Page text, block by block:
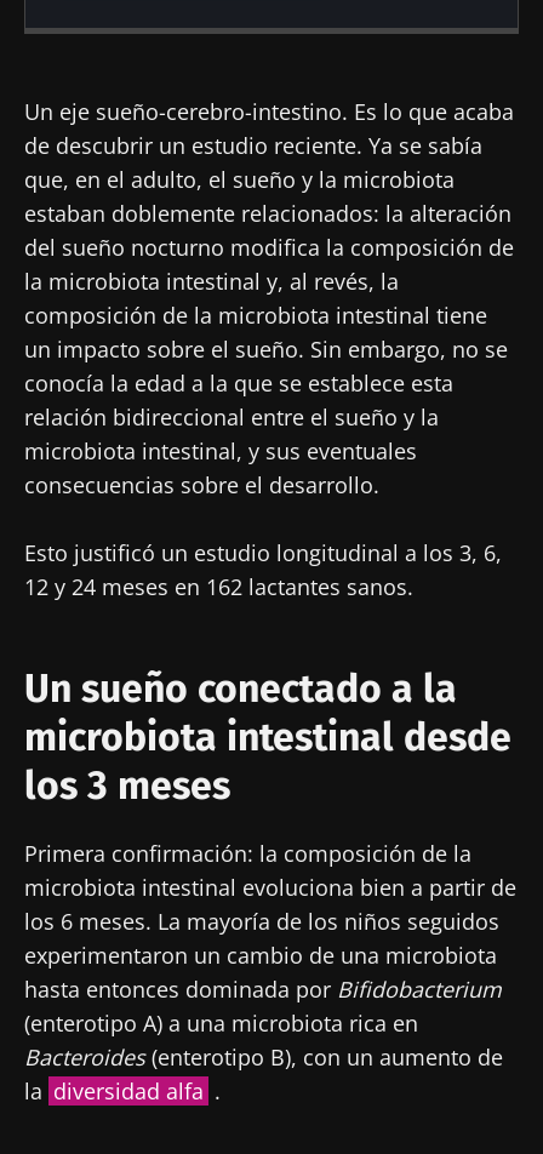
14 Marzo 2022
07 Marzo 2025
Un eje sueño-cerebro-intestino. Es lo que acaba
de descubrir un estudio reciente. Ya se sabía
que, en el adulto, el sueño y la microbiota
estaban doblemente relacionados: la alteración
del sueño nocturno modifica la composición de
la microbiota intestinal y, al revés, la
composición de la microbiota intestinal tiene
un impacto sobre el sueño. Sin embargo, no se
conocía la edad a la que se establece esta
relación bidireccional entre el sueño y la
microbiota intestinal, y sus eventuales
consecuencias sobre el desarrollo.
Esto justificó un estudio longitudinal a los 3, 6,
12 y 24 meses en 162 lactantes sanos.
Un sueño conectado a la
microbiota intestinal desde
los 3 meses
Primera confirmación: la composición de la
microbiota intestinal evoluciona bien a partir de
los 6 meses. La mayoría de los niños seguidos
experimentaron un cambio de una microbiota
hasta entonces dominada por Bifidobacterium
(enterotipo A) a una microbiota rica en
Bacteroides(enterotipo B), con un aumento de
la diversidad alfa .